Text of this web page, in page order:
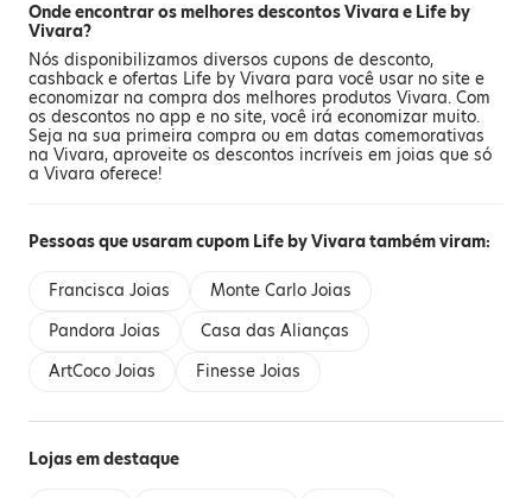
Onde encontrar os melhores descontos Vivara e Life by
Vivara?
Nós disponibilizamos diversos cupons de desconto,
cashback e ofertas Life by Vivara para você usar no site e
economizar na compra dos melhores produtos Vivara. Com
os descontos no app e no site, você irá economizar muito.
Seja na sua primeira compra ou em datas comemorativas
na Vivara, aproveite os descontos incríveis em joias que só
a Vivara oferece!
Pessoas que usaram cupom Life by Vivara também viram:
Francisca Joias
Monte Carlo Joias
Pandora Joias
Casa das Alianças
ArtCoco Joias
Finesse Joias
Lojas em destaque